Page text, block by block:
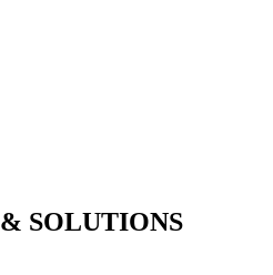
SOLUTIONS